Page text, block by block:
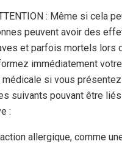
: Même si cela
peuvent avoir des
et parfois mortels lors
immédiatement
si vous présentez
suivants pouvant être
:
allergique, comme